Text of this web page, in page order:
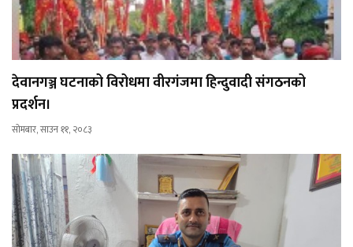
देवानगञ्ज घटनाको विरोधमा वीरगंजमा हिन्दुवादी संगठनको
प्रदर्शन।
सोमबार, साउन ११, २०८३